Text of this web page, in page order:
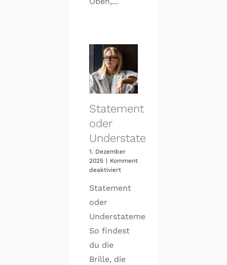
Statement
oder
Understatement?
1. Dezember
2025 | Kommentare
deaktiviertfür
oder
Statement
oder
Understatement?
So findest
du die
Brille, die